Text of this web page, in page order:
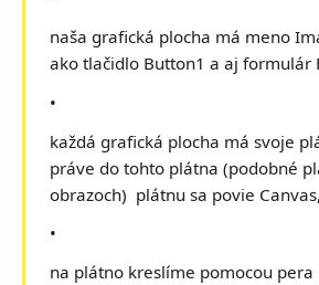
naša grafická plocha má meno
ako tlačidlo Button1 a aj formulár
•
každá grafická plocha má svoje
práve do tohto plátna (podobné
obrazoch) ­ plátnu sa povie Canvas,
•
na plátno kreslíme pomocou pera